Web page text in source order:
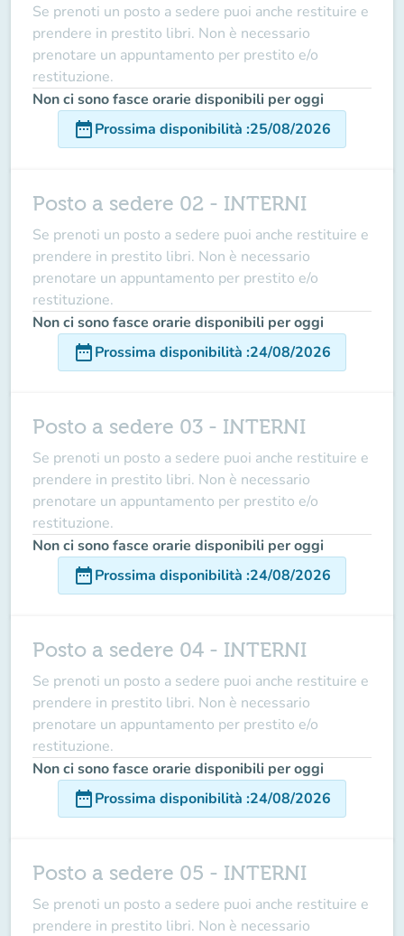
Se prenoti un posto a sedere puoi anche restituire e
prendere in prestito libri. Non è necessario
prenotare un appuntamento per prestito e/o
restituzione.
Non ci sono fasce orarie disponibili per oggi
date_rangeProssima disponibilità :25/08/2026
Posto a sedere 02 - INTERNI
Se prenoti un posto a sedere puoi anche restituire e
prendere in prestito libri. Non è necessario
prenotare un appuntamento per prestito e/o
restituzione.
Non ci sono fasce orarie disponibili per oggi
date_rangeProssima disponibilità :24/08/2026
Posto a sedere 03 - INTERNI
Se prenoti un posto a sedere puoi anche restituire e
prendere in prestito libri. Non è necessario
prenotare un appuntamento per prestito e/o
restituzione.
Non ci sono fasce orarie disponibili per oggi
date_rangeProssima disponibilità :24/08/2026
Posto a sedere 04 - INTERNI
Se prenoti un posto a sedere puoi anche restituire e
prendere in prestito libri. Non è necessario
prenotare un appuntamento per prestito e/o
restituzione.
Non ci sono fasce orarie disponibili per oggi
date_rangeProssima disponibilità :24/08/2026
Posto a sedere 05 - INTERNI
Se prenoti un posto a sedere puoi anche restituire e
prendere in prestito libri. Non è necessario